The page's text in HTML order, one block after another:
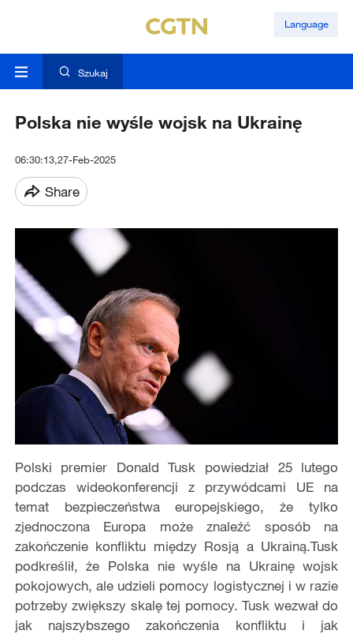
Language
Szukaj
Polska nie wyśle wojsk na Ukrainę
06:30:13,27-Feb-2025
Share
Polski premier Donald Tusk powiedział 25 lutego
podczas wideokonferencji z przywódcami UE na
temat bezpieczeństwa europejskiego, że tylko
zjednoczona Europa może znaleźć sposób na
zakończenie konfliktu między Rosją a Ukrainą.Tusk
podkreślił, że Polska nie wyśle na Ukrainę wojsk
pokojowych, ale udzieli pomocy logistycznej i w razie
potrzeby zwiększy skalę tej pomocy. Tusk wezwał do
jak najszybszego zakończenia konfliktu i jak